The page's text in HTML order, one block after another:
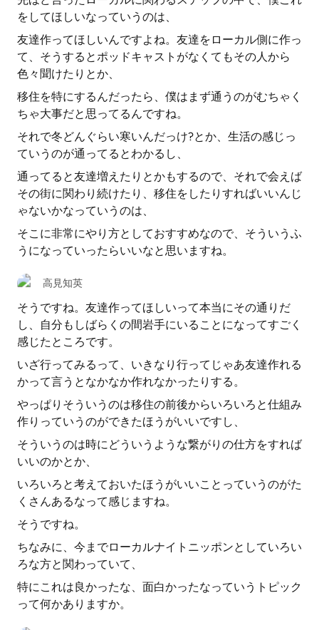
をしてほしいなっていうのは、
友達作ってほしいんですよね。友達をローカル側に作っ
て、そうするとポッドキャストがなくてもその人から
色々聞けたりとか、
移住を特にするんだったら、僕はまず通うのがむちゃく
ちゃ大事だと思ってるんですね。
それで冬どんぐらい寒いんだっけ?とか、生活の感じっ
ていうのが通ってるとわかるし、
通ってると友達増えたりとかもするので、それで会えば
その街に関わり続けたり、移住をしたりすればいいんじ
ゃないかなっていうのは、
そこに非常にやり方としておすすめなので、そういうふ
うになっていったらいいなと思いますね。
高見知英
そうですね。友達作ってほしいって本当にその通りだ
し、自分もしばらくの間岩手にいることになってすごく
感じたところです。
いざ行ってみるって、いきなり行ってじゃあ友達作れる
かって言うとなかなか作れなかったりする。
やっぱりそういうのは移住の前後からいろいろと仕組み
作りっていうのができたほうがいいですし、
そういうのは時にどういうような繋がりの仕方をすれば
いいのかとか、
いろいろと考えておいたほうがいいことっていうのがた
くさんあるなって感じますね。
そうですね。
ちなみに、今までローカルナイトニッポンとしていろい
ろな方と関わっていて、
特にこれは良かったな、面白かったなっていうトピック
って何かありますか。